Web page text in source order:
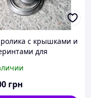
с крышками и
для
грн